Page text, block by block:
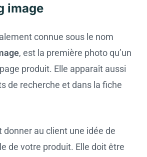
image
connue sous le nom
, est la première photo qu’un
produit. Elle apparaît aussi
de recherche et dans la fiche
donner au client une idée de
de votre produit. Elle doit être